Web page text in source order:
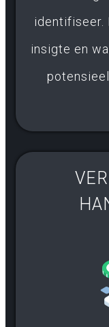
identifiseer.
insigte en